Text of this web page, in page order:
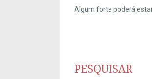
Algum forte poderá
PESQUISAR